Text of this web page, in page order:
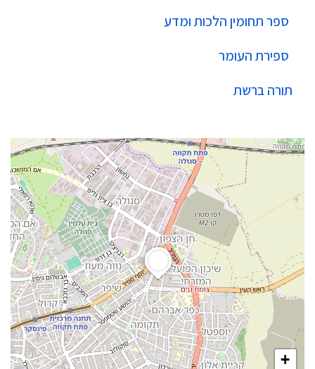
ספר תחומין הלכות ומדע
ספירת העומר
תורה ברשת
+